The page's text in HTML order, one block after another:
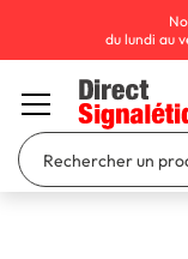
du lundi au